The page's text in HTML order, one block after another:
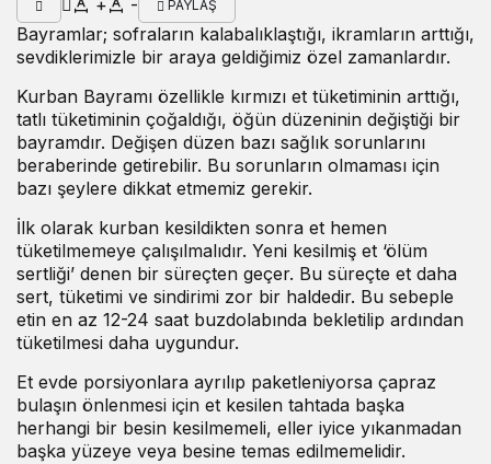
PAYLAŞ
Bayramlar; sofraların kalabalıklaştığı, ikramların arttığı,
sevdiklerimizle bir araya geldiğimiz özel zamanlardır.
Kurban Bayramı özellikle kırmızı et tüketiminin arttığı,
tatlı tüketiminin çoğaldığı, öğün düzeninin değiştiği bir
bayramdır. Değişen düzen bazı sağlık sorunlarını
beraberinde getirebilir. Bu sorunların olmaması için
bazı şeylere dikkat etmemiz gerekir.
İlk olarak kurban kesildikten sonra et hemen
tüketilmemeye çalışılmalıdır. Yeni kesilmiş et ‘ölüm
sertliği’ denen bir süreçten geçer. Bu süreçte et daha
sert, tüketimi ve sindirimi zor bir haldedir. Bu sebeple
etin en az 12-24 saat buzdolabında bekletilip ardından
tüketilmesi daha uygundur.
Et evde porsiyonlara ayrılıp paketleniyorsa çapraz
bulaşın önlenmesi için et kesilen tahtada başka
herhangi bir besin kesilmemeli, eller iyice yıkanmadan
başka yüzeye veya besine temas edilmemelidir.